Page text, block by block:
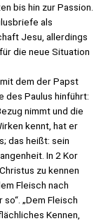
bis hin zur Passion.
als
Jesu, allerdings
die neue Situation
dem der Papst
des Paulus hinführt:
nimmt und die
kennt, hat er
das heißt: sein
In 2 Kor
zu kennen
Fleisch nach
„Dem Fleisch
Kennen,